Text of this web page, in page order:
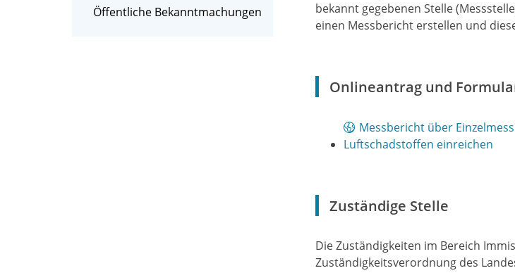
Öffentliche Bekanntmachungen
bekannt gegebenen Stelle
einen Messbericht erstellen und
Onlineantrag und
Messbericht über
Luftschadstoffen einreichen
Zuständige Stelle
Die Zuständigkeiten im Bereich
Zuständigkeitsverordnung des